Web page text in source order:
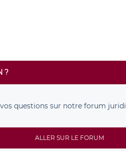
?
questions sur notre forum
ALLER SUR LE FORUM